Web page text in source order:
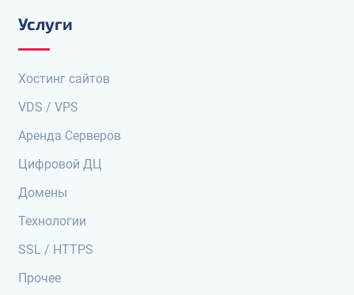
Услуги
Хостинг сайтов
VDS / VPS
Аренда Серверов
Цифровой ДЦ
Домены
Технологии
SSL / HTTPS
Прочее